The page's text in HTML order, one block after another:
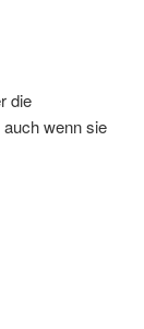
die
wenn sie